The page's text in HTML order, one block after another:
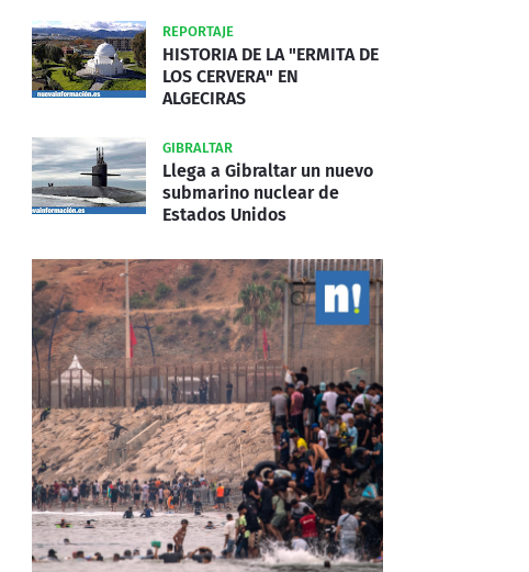
REPORTAJE
HISTORIA DE LA "ERMITA DE
LOS CERVERA" EN
ALGECIRAS
GIBRALTAR
Llega a Gibraltar un nuevo
submarino nuclear de
Estados Unidos